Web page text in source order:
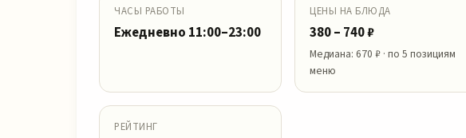
ЧАСЫ РАБОТЫ
Ежедневно 11:00–23:00
ЦЕНЫ НА БЛЮДА
380 – 740 ₽
Медиана: 670 ₽ · по 5 позициям
меню
РЕЙТИНГ